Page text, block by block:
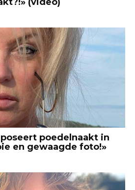
poedelnaakt in
en gewaagde foto!»